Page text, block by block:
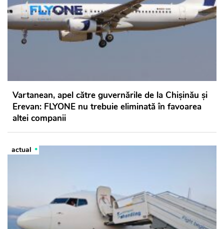
Vartanean, apel către guvernările de la Chișinău și
Erevan: FLYONE nu trebuie eliminată în favoarea
altei companii
actual